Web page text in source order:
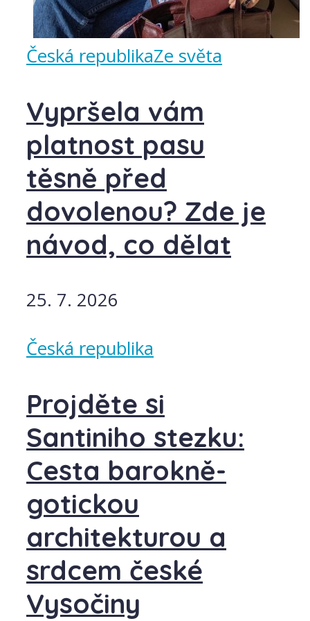
Česká republikaZe světa
Vypršela vám
platnost pasu
těsně před
dovolenou? Zde je
návod, co dělat
25. 7. 2026
Česká republika
Projděte si
Santiniho stezku:
Cesta barokně-
gotickou
architekturou a
srdcem české
Vysočiny